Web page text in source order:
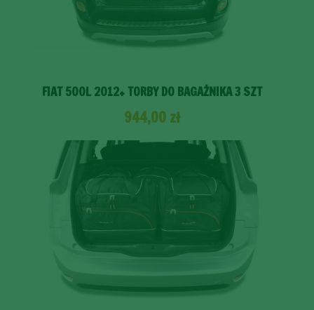
FIAT 500L 2012+ TORBY DO BAGAŻNIKA 3 SZT
944,00 zł